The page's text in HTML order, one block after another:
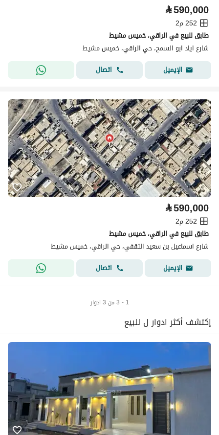
⃁590,000
252 م2
طابق للبيع في الراقي، خميس مشيط
شارع اياد ابو السمح، حي الراقي، خميس مشيط
الإيميل
اتصال
⃁590,000
252 م2
طابق للبيع في الراقي، خميس مشيط
شارع اسماعيل بن سعيد الثقفي، حي الراقي، خميس مشيط
الإيميل
اتصال
1 - 3 من 3 ادوار
إكتشف أكثر ادوار ل للبيع